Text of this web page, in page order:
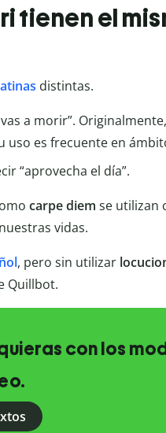
tienen el
distintas.
a morir”.
uso es frecuente en
“aprovecha el día”.
carpe diem se utilizan
vidas.
, pero sin utilizar
Quillbot.
con los